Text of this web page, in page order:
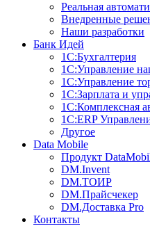
Реальная
Внедренные
Наши разработки
Банк Идей
1С:Бухгалтерия
1С:Управление
1С:Управление
1С:Зарплата и
1С:Комплексная
1С:ERP
Другое
Data Mobile
Продукт
DM.Invent
DM.ТОИР
DM.Прайсчекер
DM.Доставка Pro
Контакты